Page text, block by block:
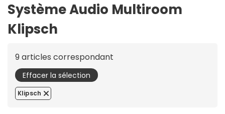
Système Audio Multiroom
Klipsch
9 articles correspondant
Effacer la sélection
Klipsch